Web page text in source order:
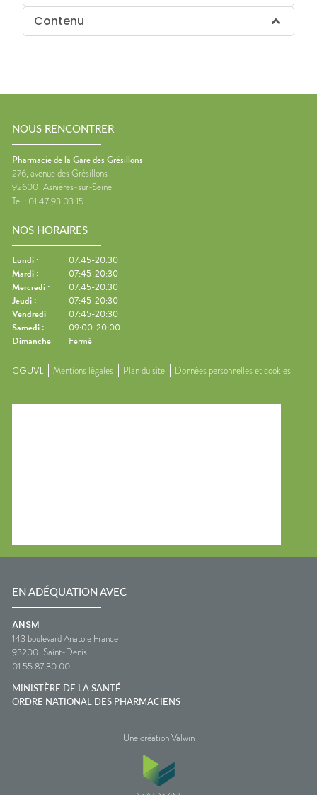
Contenu
NOUS RENCONTRER
Pharmacie de la Gare des Grésillons
276, avenue des Grésillons
92600 Asnières-sur-Seine
Tel : 01 47 93 03 15
NOS HORAIRES
Lundi :
07:45-20:30
Mardi :
07:45-20:30
Mercredi :
07:45-20:30
Jeudi :
07:45-20:30
Vendredi :
07:45-20:30
Samedi :
09:00-20:00
Dimanche : Fermé
CGUVL Mentions légales Plan du site Données personnelles et cookies
EN ADÉQUATION AVEC
ANSM
143 boulevard Anatole France
93200 Saint-Denis
01 55 87 30 00
MINISTÈRE DE LA SANTÉ
ORDRE NATIONAL DES PHARMACIENS
Une création Valwin